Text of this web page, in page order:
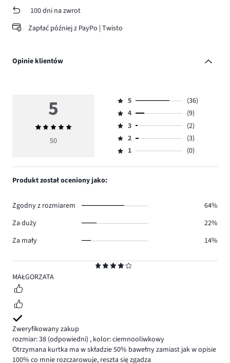
100 dni na zwrot
Zapłać później z PayPo | Twisto
Opinie klientów
4
MAŁGORZATA
Zweryfikowany zakup
rozmiar: 38 (odpowiedni) , kolor: ciemnooliwkowy
Otrzymana kurtka ma w składzie 50% bawełny zamiast jak w opisie
100% co mnie rozczarowuje, reszta się zgadza
5
Średnia
ocena
50
Ocena
5,
ilość
głosów
36.
5
(36)
Ocena
4,
ilość
głosów
4
(9)
Ocena
3,
ilość
3
(2)
Ocena
2,
2
(3)
Ocena
1,
1 (0)
Produkt został oceniony jako:
Zgodny z rozmiarem
64%
Za duży
22%
Za mały
14%